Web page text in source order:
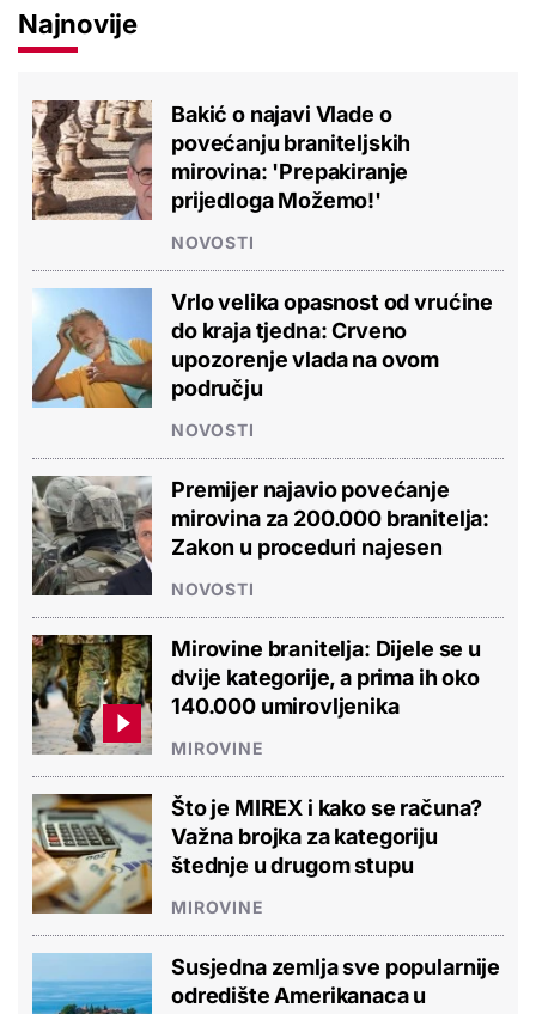
Najnovije
Bakić o najavi Vlade o
povećanju braniteljskih
mirovina: 'Prepakiranje
prijedloga Možemo!'
NOVOSTI
Vrlo velika opasnost od vrućine
do kraja tjedna: Crveno
upozorenje vlada na ovom
području
NOVOSTI
Premijer najavio povećanje
mirovina za 200.000 branitelja:
Zakon u proceduri najesen
NOVOSTI
Mirovine branitelja: Dijele se u
dvije kategorije, a prima ih oko
140.000 umirovljenika
MIROVINE
Što je MIREX i kako se računa?
Važna brojka za kategoriju
štednje u drugom stupu
MIROVINE
Susjedna zemlja sve popularnije
odredište Amerikanaca u